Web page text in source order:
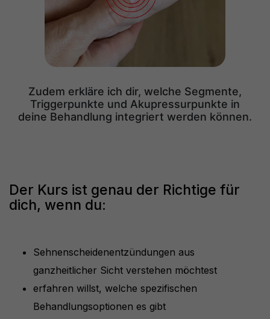
Zudem erkläre ich dir, welche Segmente,
Triggerpunkte und Akupressurpunkte in
deine Behandlung integriert werden können.
Der Kurs ist genau der Richtige für
dich, wenn du:
Sehnenscheidenentzündungen aus
ganzheitlicher Sicht verstehen möchtest
erfahren willst, welche spezifischen
Behandlungsoptionen es gibt